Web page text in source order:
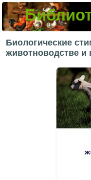
Биологические
животноводстве и